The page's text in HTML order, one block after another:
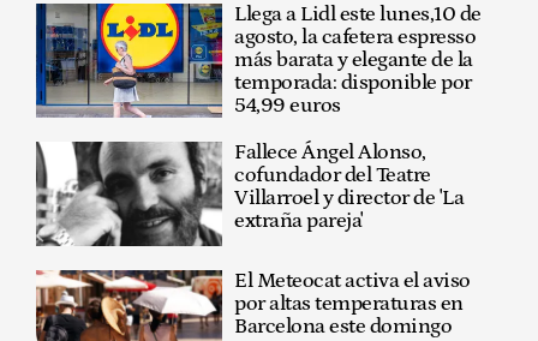
Llega a Lidl este lunes,10 de
agosto, la cafetera espresso
más barata y elegante de la
temporada: disponible por
54,99 euros
Fallece Ángel Alonso,
cofundador del Teatre
Villarroel y director de 'La
extraña pareja'
El Meteocat activa el aviso
por altas temperaturas en
Barcelona este domingo